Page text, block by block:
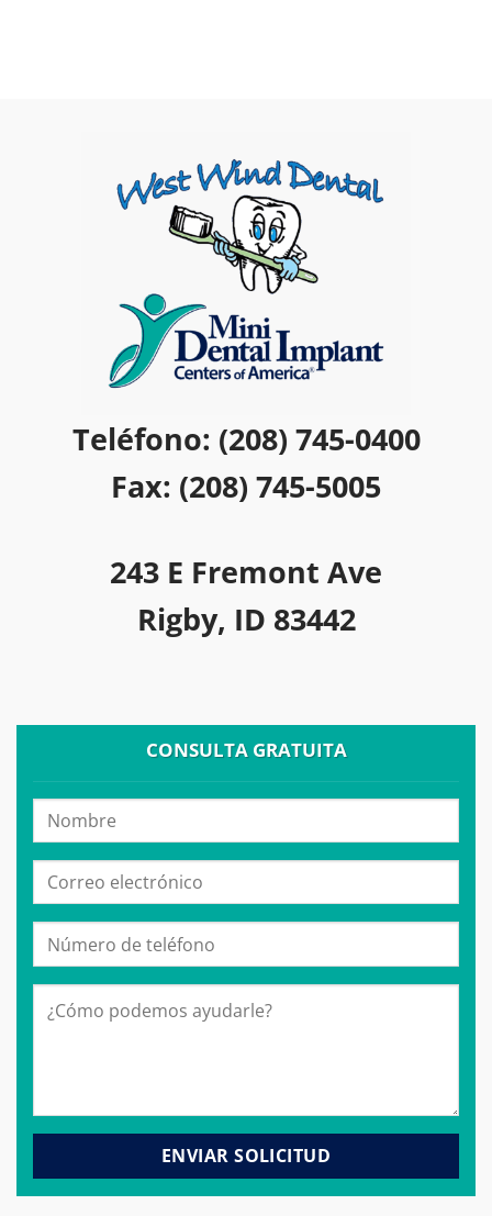
Teléfono: (208) 745-0400
Fax: (208) 745-5005
243 E Fremont Ave
Rigby, ID 83442
CONSULTA GRATUITA